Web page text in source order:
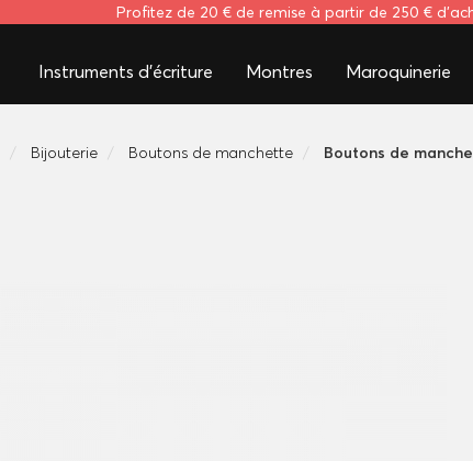
Profitez de 20 € de remise à partir de 250 €
Instruments d'écriture Montres Maroquinerie
Bijouterie Boutons de manchette Boutons de